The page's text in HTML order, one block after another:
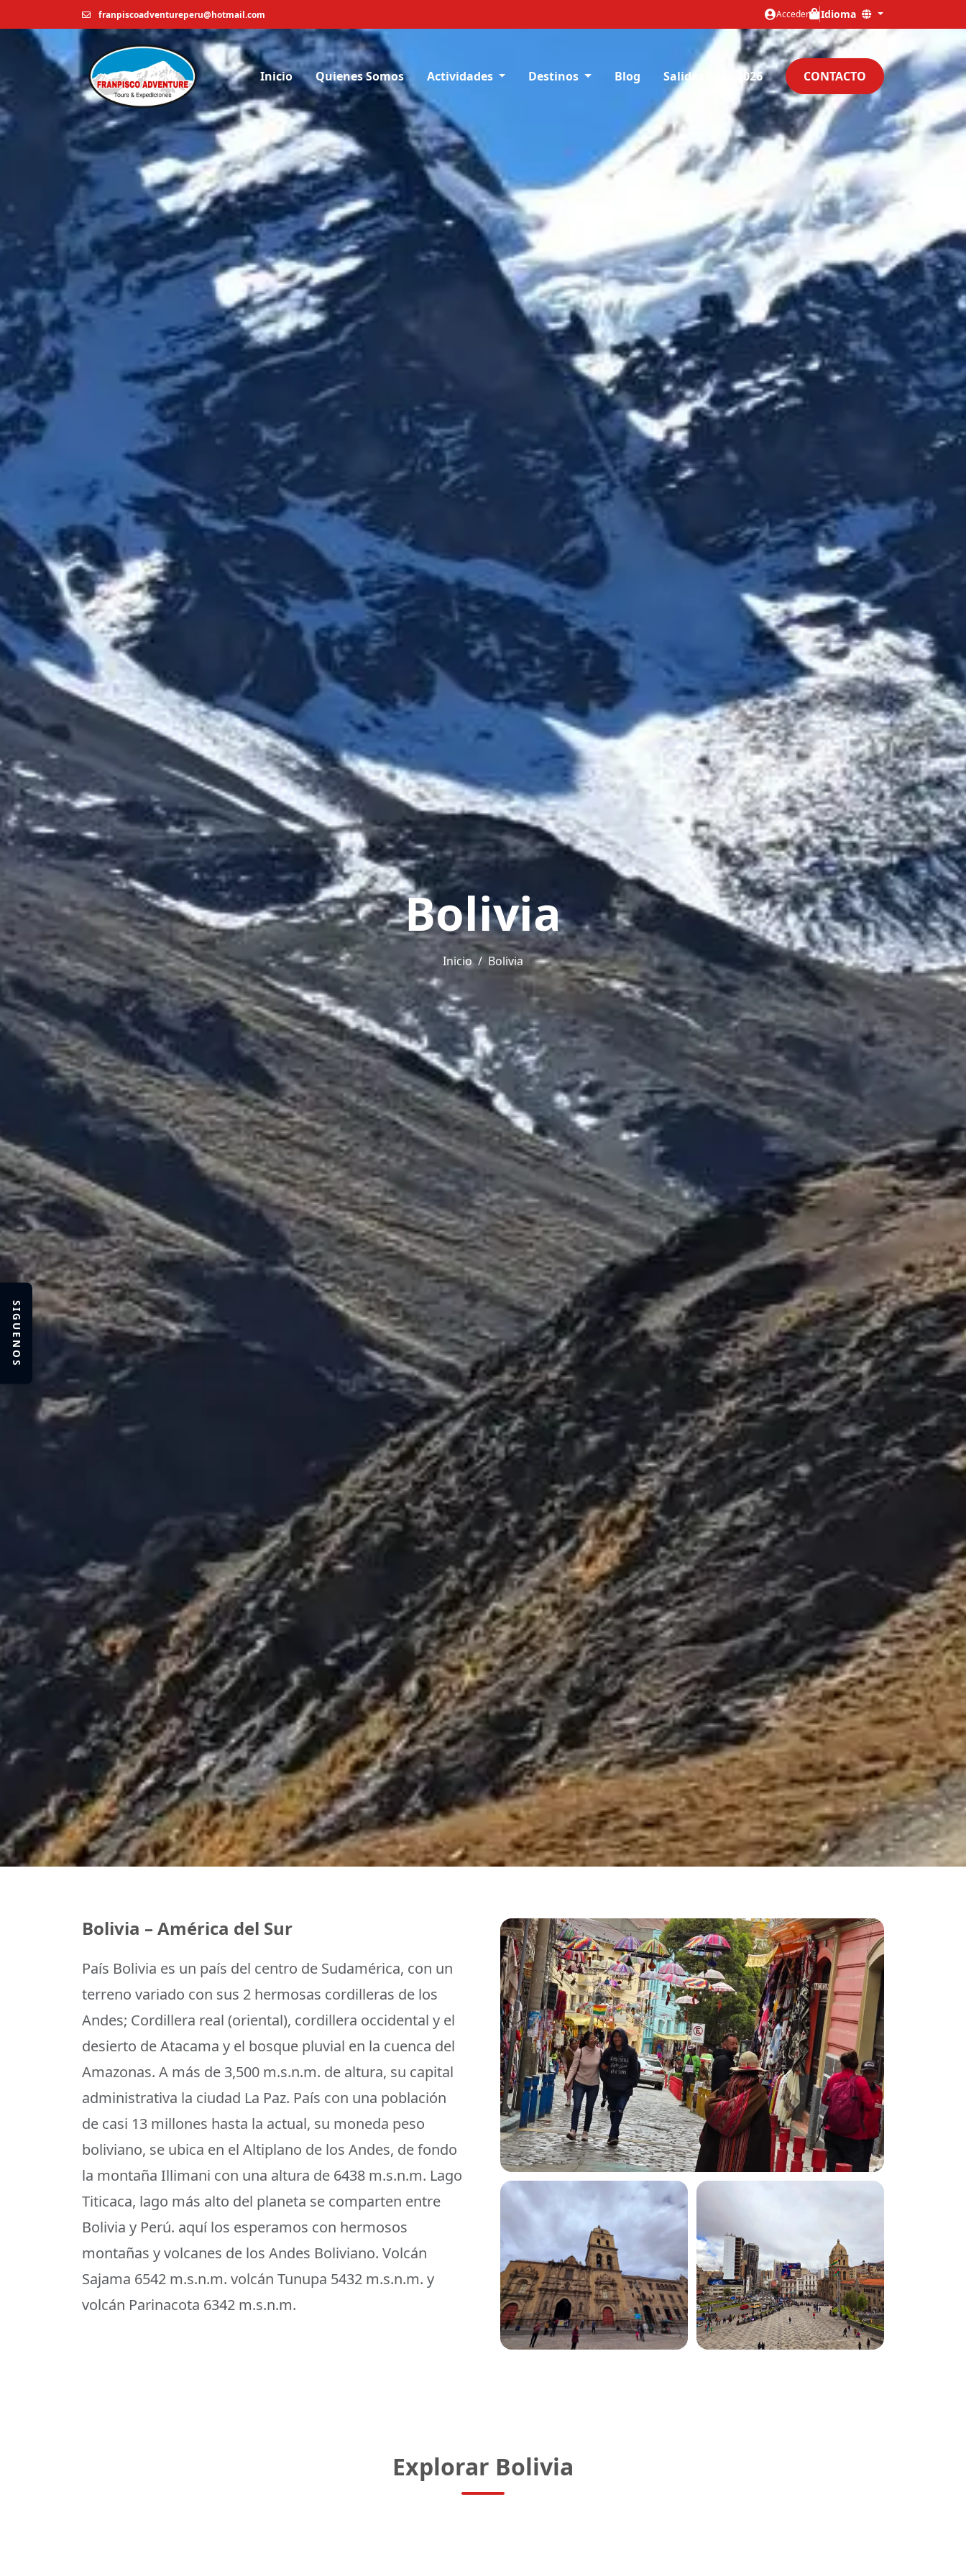
franpiscoadventureperu@hotmail.com Acceder Idioma
Inicio Quienes Somos Actividades Destinos Blog Salidas Fijas 2026 CONTACTO
Bolivia
Inicio Bolivia
Bolivia – América del Sur
País Bolivia es un país del centro de Sudamérica, con un
terreno variado con sus 2 hermosas cordilleras de los
Andes; Cordillera real (oriental), cordillera occidental y el
desierto de Atacama y el bosque pluvial en la cuenca del
Amazonas. A más de 3,500 m.s.n.m. de altura, su capital
administrativa la ciudad La Paz. País con una población
de casi 13 millones hasta la actual, su moneda peso
boliviano, se ubica en el Altiplano de los Andes, de fondo
la montaña Illimani con una altura de 6438 m.s.n.m. Lago
Titicaca, lago más alto del planeta se comparten entre
Bolivia y Perú. aquí los esperamos con hermosos
montañas y volcanes de los Andes Boliviano. Volcán
Sajama 6542 m.s.n.m. volcán Tunupa 5432 m.s.n.m. y
volcán Parinacota 6342 m.s.n.m.
Explorar Bolivia
SIGUENOS